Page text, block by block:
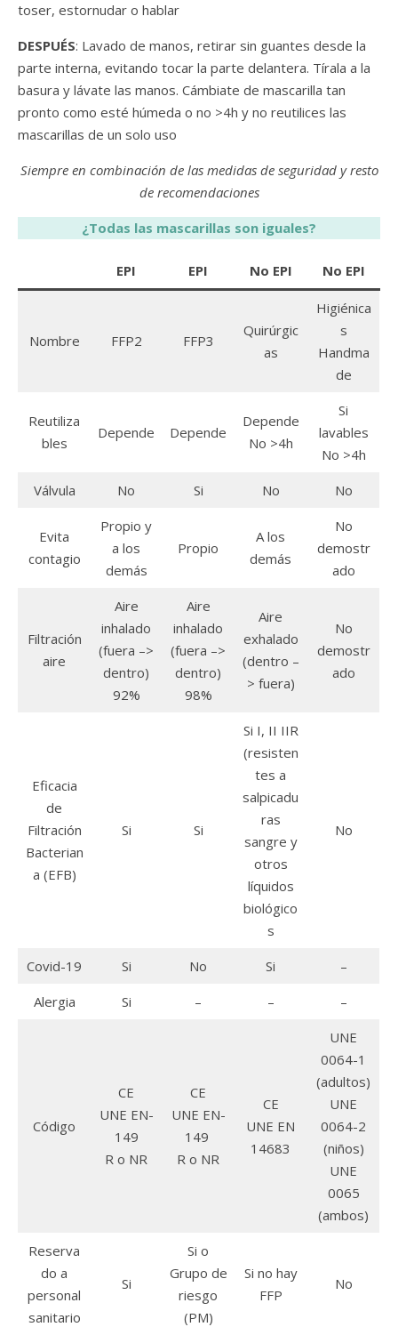
toser, estornudar o hablar
DESPUÉS: Lavado de manos, retirar sin guantes desde la
parte interna, evitando tocar la parte delantera. Tírala a la
basura y lávate las manos. Cámbiate de mascarilla tan
pronto como esté húmeda o no >4h y no reutilices las
mascarillas de un solo uso
Siempre en combinación de las medidas de seguridad y resto
de recomendaciones
¿Todas las mascarillas son iguales?
EPI EPI No EPI No EPI
Nombre FFP2 FFP3
Quirúrgic
as
Higiénica
s
Handma
de
Reutiliza
bles
Depende Depende
Depende
No >4h
Si
lavables
No >4h
Válvula
No Si No No
Evita
contagio
Propio y
a los
demás
Propio
A los
demás
No
demostr
ado
Filtración
aire
Aire
inhalado
(fuera –>
dentro)
92%
Aire
inhalado
(fuera –>
dentro)
98%
Aire
exhalado
(dentro –
> fuera)
No
demostr
ado
Eficacia
de
Filtración
Bacterian
a (EFB)
Si Si
Si I, II IIR
(resisten
tes a
salpicadu
ras
sangre y
otros
líquidos
biológico
s
No
Covid-19 Si No Si
–
Alergia
Si – – –
Código
CE
UNE EN-
149
R o NR
CE
UNE EN-
149
R o NR
CE
UNE EN
14683
UNE
0064-1
(adultos)
UNE
0064-2
(niños)
UNE
0065
(ambos)
Reserva
do a
personal
sanitario
Si
Si o
Grupo de
riesgo
(PM)
Si no hay
FFP
No